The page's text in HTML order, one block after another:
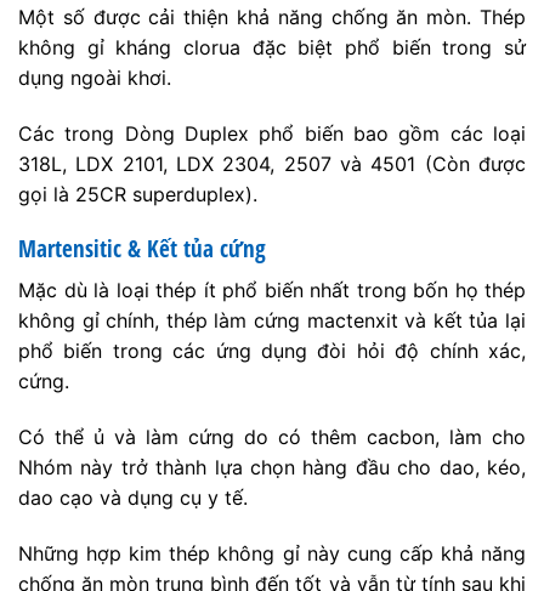
Một số được cải thiện khả năng chống ăn mòn. Thép
không gỉ kháng clorua đặc biệt phổ biến trong sử
dụng ngoài khơi.
Các trong Dòng Duplex phổ biến bao gồm các loại
318L, LDX 2101, LDX 2304, 2507 và 4501 (Còn được
gọi là 25CR superduplex).
Martensitic & Kết tủa cứng
Mặc dù là loại thép ít phổ biến nhất trong bốn họ thép
không gỉ chính, thép làm cứng mactenxit và kết tủa lại
phổ biến trong các ứng dụng đòi hỏi độ chính xác,
cứng.
Có thể ủ và làm cứng do có thêm cacbon, làm cho
Nhóm này trở thành lựa chọn hàng đầu cho dao, kéo,
dao cạo và dụng cụ y tế.
Những hợp kim thép không gỉ này cung cấp khả năng
chống ăn mòn trung bình đến tốt và vẫn từ tính sau khi